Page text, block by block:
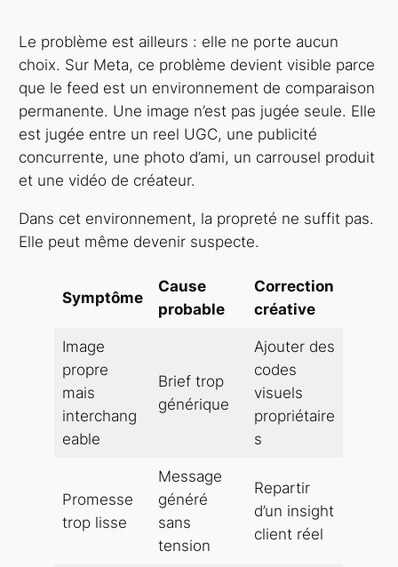
Le problème est ailleurs : elle ne porte aucun
choix. Sur Meta, ce problème devient visible parce
que le feed est un environnement de comparaison
permanente. Une image n’est pas jugée seule. Elle
est jugée entre un reel UGC, une publicité
concurrente, une photo d’ami, un carrousel produit
et une vidéo de créateur.
Dans cet environnement, la propreté ne suffit pas.
Elle peut même devenir suspecte.
Symptôme
Cause
probable
Correction
créative
Image
propre
mais
interchang
eable
Brief trop
générique
Ajouter des
codes
visuels
propriétaire
s
Promesse
trop lisse
Message
généré
sans
tension
Repartir
d’un insight
client réel